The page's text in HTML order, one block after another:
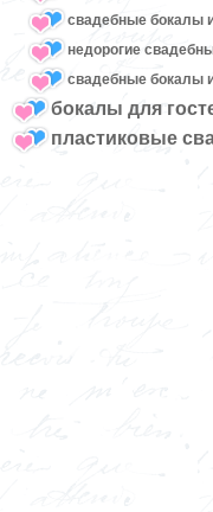
свадебные бокалы
недорогие
свадебные бокалы
бокалы для
пластиковые